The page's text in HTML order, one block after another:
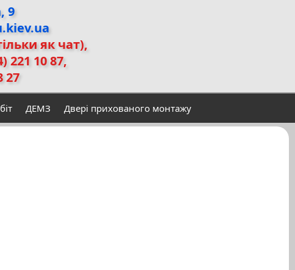
9
як чат),
221 10 87,
27
ДЕМЗ Двері прихованого монтажу